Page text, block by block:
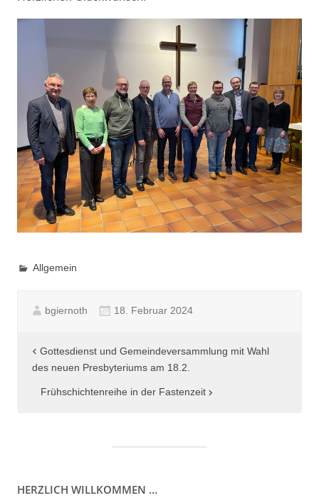
Allgemein
bgiernoth 18. Februar 2024
Beitragsnavigation
Gottesdienst und Gemeindeversammlung mit Wahl
des neuen Presbyteriums am 18.2.
Frühschichtenreihe in der Fastenzeit
HERZLICH WILLKOMMEN …